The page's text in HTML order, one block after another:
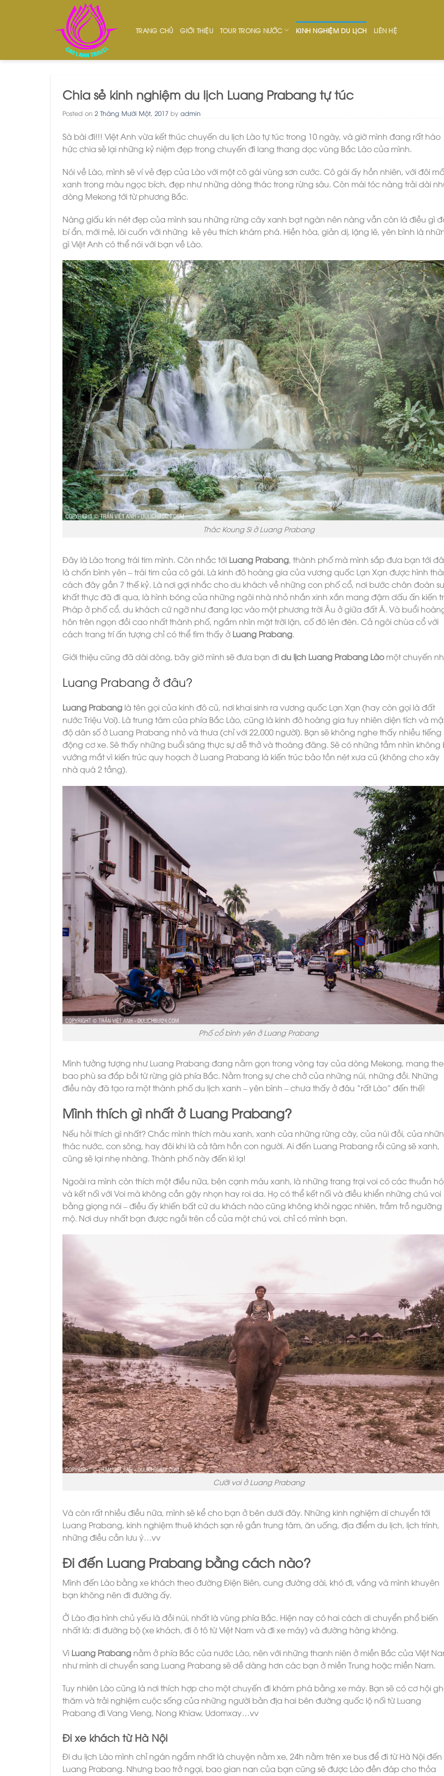
TRANG CHỦ GIỚI THIỆU TOUR TRONG NƯỚC KINH NGHIỆM DU LỊCH LIÊN HỆ
Chia sẻ kinh nghiệm du lịch Luang Prabang tự túc
Posted on 2 Tháng Mười Một, 2017 by admin
Sà bài đi!!! Việt Anh vừa kết thúc chuyến du lịch Lào tự túc trong 10 ngày, và giờ mình đang rất háo
hức chia sẻ lại những kỷ niệm đẹp trong chuyến đi lang thang dọc vùng Bắc Lào của mình.
Nói về Lào, mình sẽ ví vẻ đẹp của Lào với một cô gái vùng sơn cước. Cô gái ấy hồn nhiên, với đôi
xanh trong màu ngọc bích, đẹp như những dòng thác trong rừng sâu. Còn mái tóc nàng trải dài
dòng Mekong tới từ phương Bắc.
Nàng giấu kín nét đẹp của mình sau những rừng cây xanh bạt ngàn nên nàng vẫn còn là điều gì
bí ẩn, mới mẻ, lôi cuốn với những kẻ yêu thích khám phá. Hiền hòa, giản dị, lặng lẽ, yên bình là
gì Việt Anh có thể nói với bạn về Lào.
Thác Koung Si ở Luang Prabang
Đây là Lào trong trái tim mình. Còn nhắc tới Luang Prabang, thành phố mà mình sắp đưa bạn tới
là chốn bình yên – trái tim của cô gái. Là kinh đô hoàng gia của vương quốc Lạn Xạn được hình
cách đây gần 7 thế kỷ. Là nơi gợi nhắc cho du khách về những con phố cổ, nơi bước chân đoàn sư
khất thực đã đi qua, là hình bóng của những ngôi nhà nhỏ nhắn xinh xắn mang đậm dấu ấn kiến
Pháp ở phố cổ, du khách cứ ngỡ như đang lạc vào một phương trời Âu ở giữa đất Á. Và buổi
hôn trên ngọn đồi cao nhất thành phố, ngắm nhìn mặt trời lặn, cố đô lên đèn. Cả ngôi chùa cổ với
cách trang trí ấn tượng chỉ có thể tìm thấy ở Luang Prabang.
Giới thiệu cũng đã dài dòng, bây giờ mình sẽ đưa bạn đi du lịch Luang Prabang Làomột chuyến
Luang Prabang ở đâu?
Luang Prabang là tên gọi của kinh đô cũ, nơi khai sinh ra vương quốc Lạn Xạn (hay còn gọi là đất
nước Triệu Voi). Là trung tâm của phía Bắc Lào, cũng là kinh đô hoàng gia tuy nhiên diện tích và
độ dân số ở Luang Prabang nhỏ và thưa (chỉ với 22,000 người). Bạn sẽ không nghe thấy nhiều tiếng
động cơ xe. Sẽ thấy những buổi sáng thực sự dễ thở và thoáng đãng. Sẽ có những tầm nhìn không
vướng mắt vì kiến trúc quy hoạch ở Luang Prabang là kiến trúc bảo tồn nét xưa cũ (không cho xây
nhà quá 2 tầng).
Phố cổ bình yên ở Luang Prabang
Mình tưởng tượng như Luang Prabang đang nằm gọn trong vòng tay của dòng Mekong, mang
bao phù sa đắp bồi từ rừng già phía Bắc. Nằm trong sự che chở của những núi, những đồi. Những
điều này đã tạo ra một thành phố du lịch xanh – yên bình – chưa thấy ở đâu “rất Lào” đến thế!
Mình thích gì nhất ở Luang Prabang?
Nếu hỏi thích gì nhất? Chắc mình thích màu xanh, xanh của những rừng cây, của núi đồi, của
thác nước, con sông, hay đôi khi là cả tâm hồn con người. Ai đến Luang Prabang rồi cũng sẽ xanh,
cũng sẽ lại nhẹ nhàng. Thành phố này đến kì lạ!
Ngoài ra mình còn thích một điều nữa, bên cạnh màu xanh, là những trang trại voi có các thuần
và kết nối với Voi mà không cần gậy nhọn hay roi da. Họ có thể kết nối và điều khiển những chú voi
bằng giọng nói – điều ấy khiến bất cứ du khách nào cũng không khỏi ngạc nhiên, trầm trồ ngưỡng
mộ. Nơi duy nhất bạn được ngồi trên cổ của một chú voi, chỉ có mình bạn.
Cưỡi voi ở Luang Prabang
Và còn rất nhiều điều nữa, mình sẽ kể cho bạn ở bên dưới đây. Những kinh nghiệm di chuyển tới
Luang Prabang, kinh nghiệm thuê khách sạn rẻ gần trung tâm, ăn uống, địa điểm du lịch, lịch trình,
những điều cần lưu ý…vv
Đi đến Luang Prabang bằng cách nào?
Mình đến Lào bằng xe khách theo đường Điện Biên, cung đường dài, khó đi, vắng và mình khuyên
bạn không nên đi đường ấy.
Ở Lào địa hình chủ yếu là đồi núi, nhất là vùng phía Bắc. Hiện nay có hai cách di chuyển phổ biến
nhất là: đi đường bộ (xe khách, đi ô tô từ Việt Nam và đi xe máy) và đường hàng không.
Vì Luang Prabang nằm ở phía Bắc của nước Lào, nên với những thanh niên ở miền Bắc của Việt
như mình di chuyển sang Luang Prabang sẽ dễ dàng hơn các bạn ở miền Trung hoặc miền Nam.
Tuy nhiên Lào cũng là nơi thích hợp cho một chuyến đi khám phá bằng xe máy. Bạn sẽ có cơ hội
thăm và trải nghiệm cuộc sống của những người bản địa hai bên đường quốc lộ nối từ Luang
Prabang đi Vang Vieng, Nong Khiaw, Udomxay…vv
Đi xe khách từ Hà Nội
Đi du lịch Lào mình chỉ ngán ngẩm nhất là chuyện nằm xe, 24h nằm trên xe bus để đi từ Hà Nội đến
Luang Prabang. Nhưng bao trở ngại, bao gian nan của bạn cũng sẽ được Lào đền đáp cho thỏa